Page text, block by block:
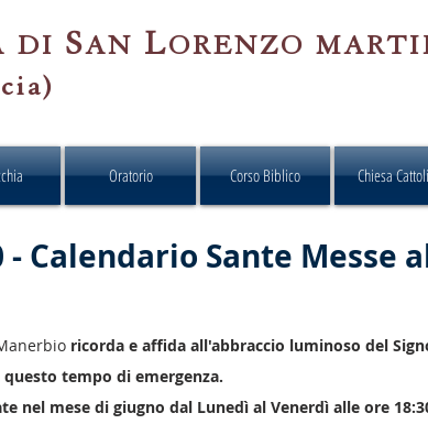
DI SAN LORENZO
Oratorio Corso Biblico Chiesa
- Calendario Sante Messe
ricorda e affida all'abbraccio luminoso del
tempo di emergenza.
nel mese di giugno dal Lunedì al Venerdì alle ore